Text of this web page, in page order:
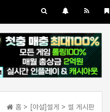
홈 > [야설]썰게 > 썰 게시판